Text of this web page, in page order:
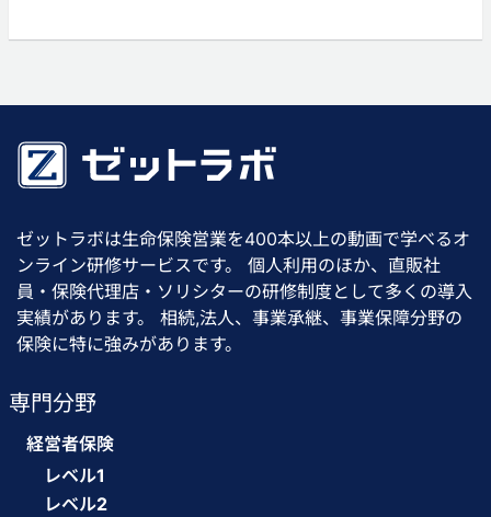
ゼットラボは生命保険営業を400本以上の動画で学べるオ
ンライン研修サービスです。 個人利用のほか、直販社
員・保険代理店・ソリシターの研修制度として多くの導入
実績があります。 相続,法人、事業承継、事業保障分野の
保険に特に強みがあります。
専門分野
経営者保険
レベル1
レベル2